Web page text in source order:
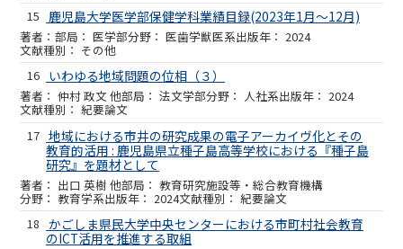
15
鹿児島大学医学部保健学科業績目録(2023年1月～12月)
医学部 医歯学獣医系 2024
その他
16 いわゆる地域問題の位相（３）
仲村 政文 他 法文学部 人社系 2024
紀要論文
17 地域における市井の研究成果の電子アーカイヴ化とその
教育的活用 : 鹿児島県立種子島高等学校における『種子島
研究』を題材として
出口 英樹 他 教育研究施設等・総合教育機構
教育学系 2024
紀要論文
18 かごしま県民大学中央センターにおける市町村社会教育
のICT活用を推進する取組